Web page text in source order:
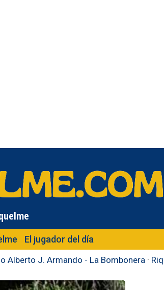
El jugador del día
Alberto J. Armando - La Bombonera ·